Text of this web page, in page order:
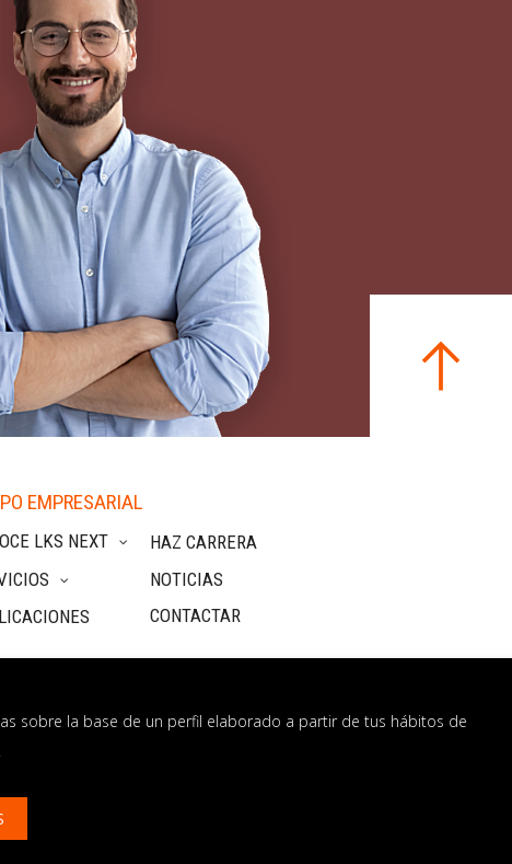
EMPRESARIAL
LKS NEXT
HAZ CARRERA
NOTICIAS
CONTACTAR
sobre la base de un perfil elaborado a partir de tus hábitos de
.